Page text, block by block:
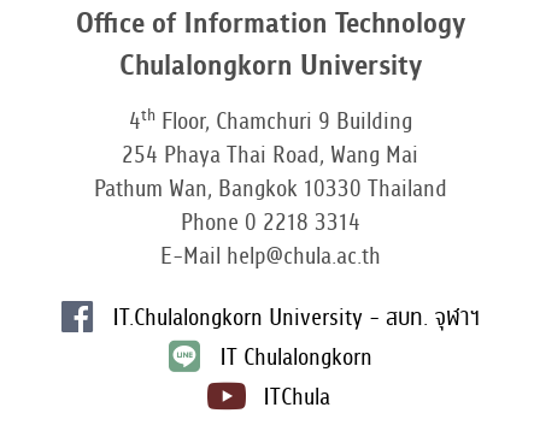
Office of Information Technology
Chulalongkorn University
4thFloor, Chamchuri 9 Building
254 Phaya Thai Road, Wang Mai
Pathum Wan, Bangkok 10330 Thailand
Phone 0 2218 3314
E-Mail help@chula.ac.th
IT.Chulalongkorn University - สบท. จุฬาฯ
IT Chulalongkorn
ITChula